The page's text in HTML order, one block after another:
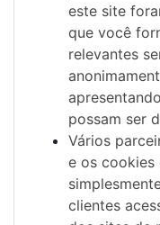
este site
que você
relevantes
possam ser
Vários
e os cookies
clientes